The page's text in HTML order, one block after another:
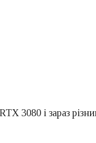
3080 і зараз